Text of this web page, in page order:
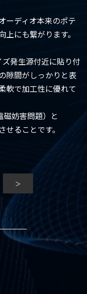
ーディオ本来のポテ
にも繋がります。
発生源付近に貼り付
隙間がしっかりと表
軟で加工性に優れて
妨害問題）と
ることです。
＞